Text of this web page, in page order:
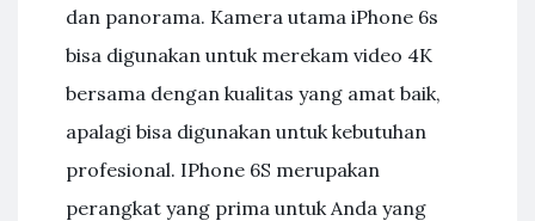
dan panorama. Kamera utama iPhone 6s
bisa digunakan untuk merekam video 4K
bersama dengan kualitas yang amat baik,
apalagi bisa digunakan untuk kebutuhan
profesional. IPhone 6S merupakan
perangkat yang prima untuk Anda yang